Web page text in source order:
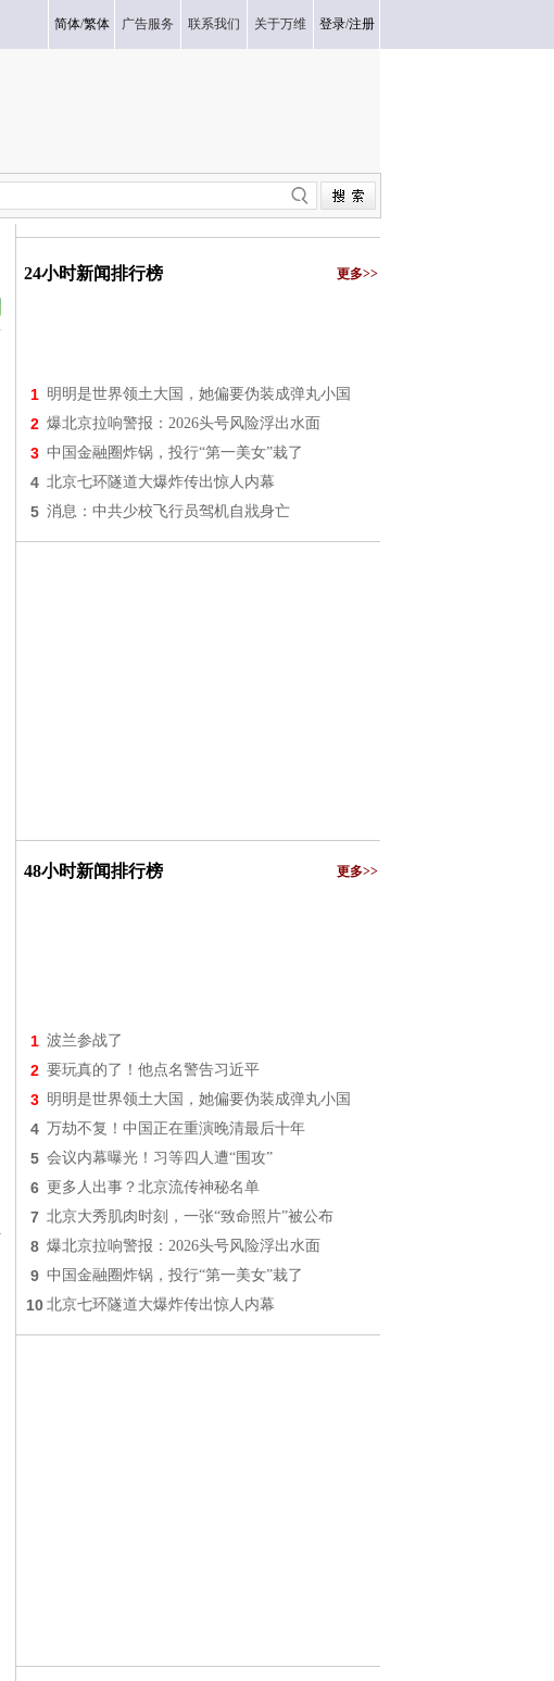
简体/繁体 广告服务 联系我们 关于万维 登录/注册
24小时新闻排行榜 更多>>
1 明明是世界领土大国，她偏要伪装成弹丸小国
2 爆北京拉响警报：2026头号风险浮出水面
3 中国金融圈炸锅，投行“第一美女”栽了
4 北京七环隧道大爆炸传出惊人内幕
5 消息：中共少校飞行员驾机自戕身亡
48小时新闻排行榜 更多>>
1 波兰参战了
2 要玩真的了！他点名警告习近平
3 明明是世界领土大国，她偏要伪装成弹丸小国
4 万劫不复！中国正在重演晚清最后十年
5 会议内幕曝光！习等四人遭“围攻”
6 更多人出事？北京流传神秘名单
7 北京大秀肌肉时刻，一张“致命照片”被公布
8 爆北京拉响警报：2026头号风险浮出水面
9 中国金融圈炸锅，投行“第一美女”栽了
10 北京七环隧道大爆炸传出惊人内幕